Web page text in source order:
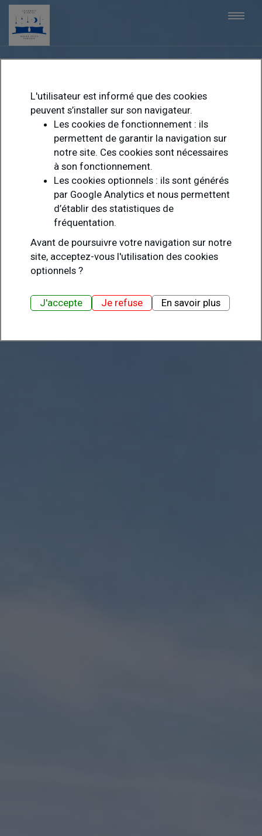
L'utilisateur est informé que des cookies
peuvent s’installer sur son navigateur.
Les cookies de fonctionnement : ils
permettent de garantir la navigation sur
notre site. Ces cookies sont nécessaires
à son fonctionnement.
Les cookies optionnels : ils sont générés
par Google Analytics et nous permettent
d’établir des statistiques de
fréquentation.
Avant de poursuivre votre navigation sur notre
site, acceptez-vous l'utilisation des cookies
optionnels ?
J'accepte Je refuse En savoir plus